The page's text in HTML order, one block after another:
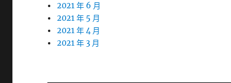
2021 年 6 月
2021 年 5 月
2021 年 4 月
2021 年 3 月